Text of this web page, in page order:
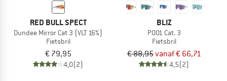
RED BULL SPECT
Dundee Mirror Cat 3 (VLT 16%)
Fietsbril
€ 79,95
4,0(2)
BLIZ
P001 Cat. 3
Fietsbril
€ 88,95vanaf € 66,71
4,5(2)